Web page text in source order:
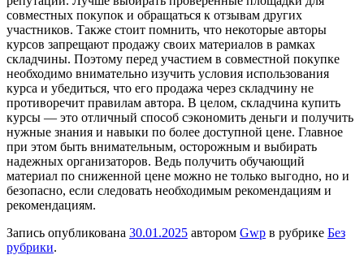
совместных покупок и обращаться к отзывам других
участников. Также стоит помнить, что некоторые авторы
курсов запрещают продажу своих материалов в рамках
складчины. Поэтому перед участием в совместной покупке
необходимо внимательно изучить условия использования
курса и убедиться, что его продажа через складчину не
противоречит правилам автора. В целом, складчина купить
курсы — это отличный способ сэкономить деньги и получить
нужные знания и навыки по более доступной цене. Главное
при этом быть внимательным, осторожным и выбирать
надежных организаторов. Ведь получить обучающий
материал по сниженной цене можно не только выгодно, но и
безопасно, если следовать необходимым рекомендациям и
рекомендациям.
Запись опубликована 30.01.2025 автором Gwp в рубрике Без
рубрики.